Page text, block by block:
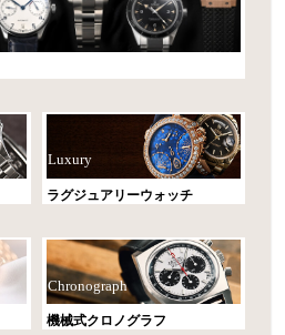
Luxury
ラグジュアリーウォッチ
Chronograph
機械式クロノグラフ